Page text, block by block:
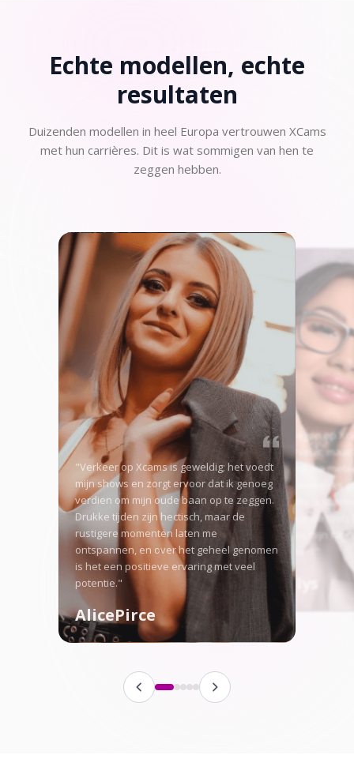
Echte modellen, echte
resultaten
Duizenden modellen in heel Europa vertrouwen XCams
met hun carrières. Dit is wat sommigen van hen te
zeggen hebben.
"Verkeer op Xcams is geweldig; het voedt
mijn shows en zorgt ervoor dat ik genoeg
verdien om mijn oude baan op te zeggen.
Drukke tijden zijn hectisch, maar de
rustigere momenten laten me
ontspannen, en over het geheel genomen
is het een positieve ervaring met veel
potentie."
AlicePirce
"Toen ik begon op
was ik nerveus,
verkeer trok me
verdien ik wekelijks
concurrentie is
zwaar, maar de
opvallen en mijn
laten groeien."
Angellys